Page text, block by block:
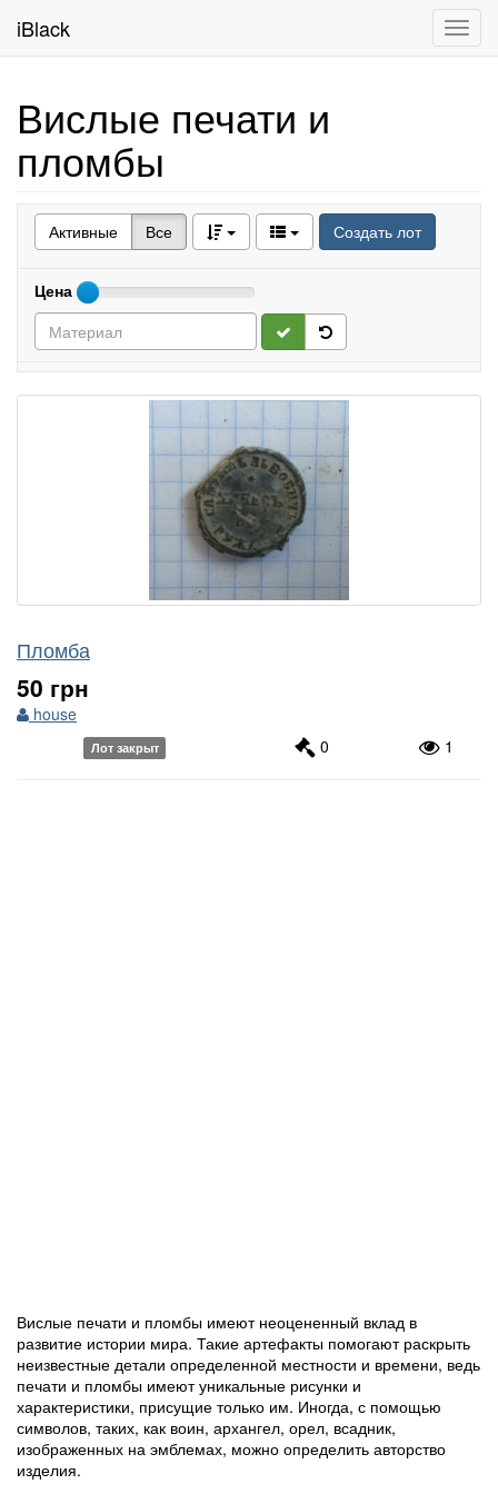
iBlack
Вислые печати и
пломбы
Активные Все Создать лот
Цена
Пломба
50 грн
house
Лот закрыт 0 1
Вислые печати и пломбы имеют неоцененный вклад в
развитие истории мира. Такие артефакты помогают раскрыть
неизвестные детали определенной местности и времени, ведь
печати и пломбы имеют уникальные рисунки и
характеристики, присущие только им. Иногда, с помощью
символов, таких, как воин, архангел, орел, всадник,
изображенных на эмблемах, можно определить авторство
изделия.